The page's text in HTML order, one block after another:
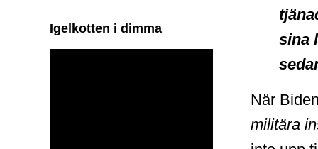
sina
När
militära
Igelkotten i dimma